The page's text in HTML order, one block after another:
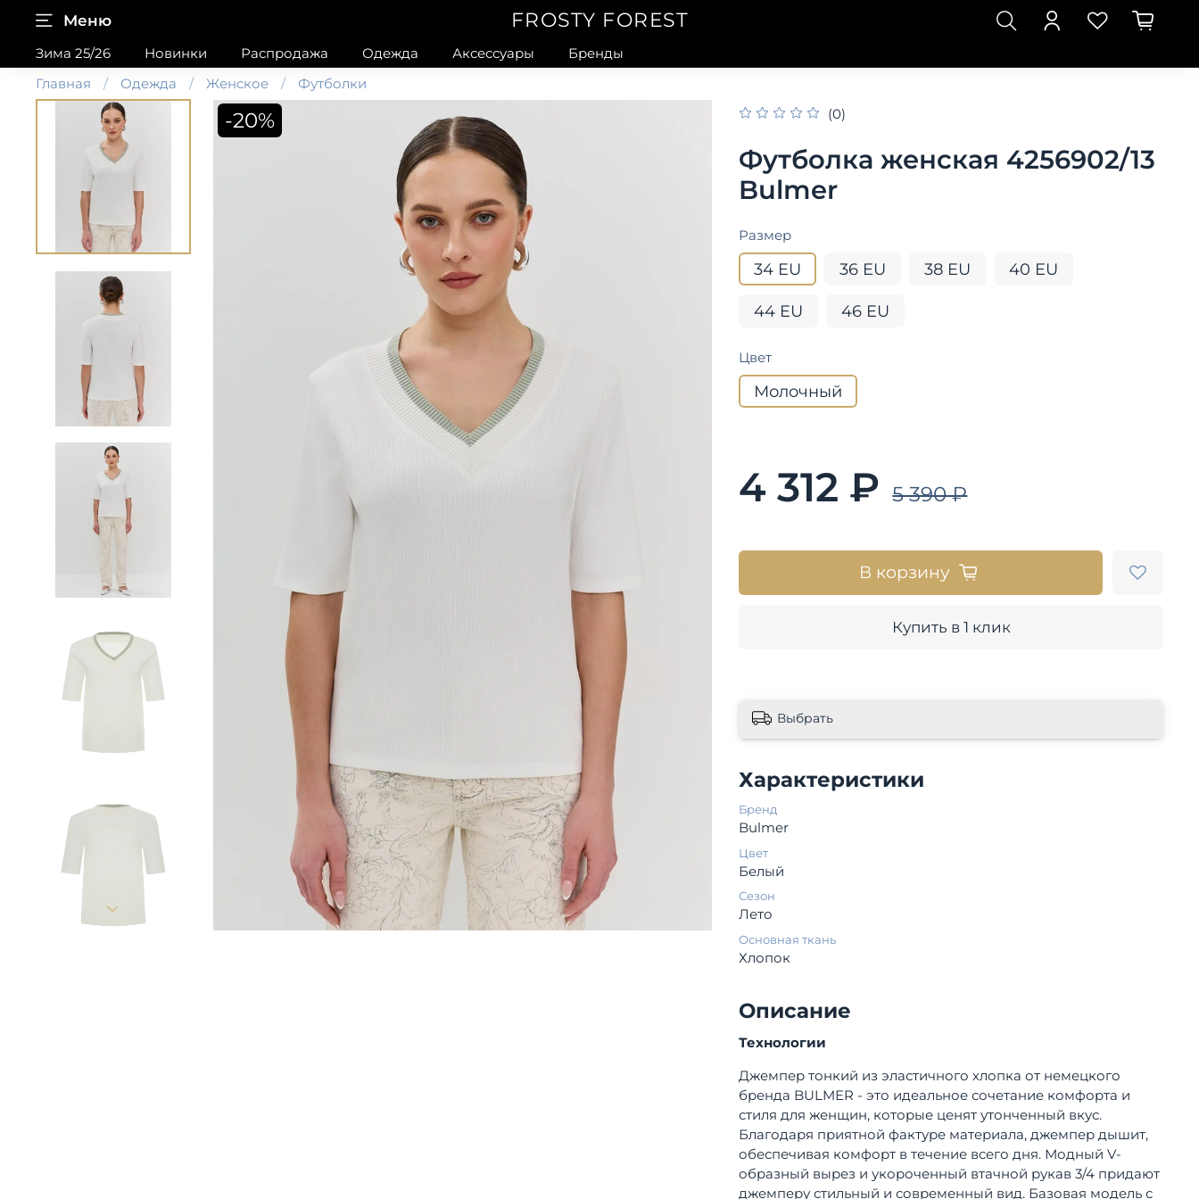
Меню FROSTY FOREST
Зима 25/26 Новинки Распродажа Одежда Аксессуары
Бренды
Главная
Одежда Женское Футболки
-20% (0)
Футболка женская 4256902/13
Bulmer
Размер
34 EU 36 EU 38 EU 40 EU
44 EU 46 EU
Цвет
Молочный
4 312 ₽ 5 390 ₽
В корзину
Купить в 1 клик
Выбрать
Характеристики
Бренд
Bulmer
Цвет
Белый
Сезон
Лето
Основная ткань
Хлопок
Описание
Технологии
Джемпер тонкий из эластичного хлопка от немецкого
бренда BULMER - это идеальное сочетание комфорта и
стиля для женщин, которые ценят утонченный вкус.
Благодаря приятной фактуре материала, джемпер дышит,
обеспечивая комфорт в течение всего дня. Модный V-
образный вырез и укороченный втачной рукав 3/4 придают
джемперу стильный и современный вид. Базовая модель с